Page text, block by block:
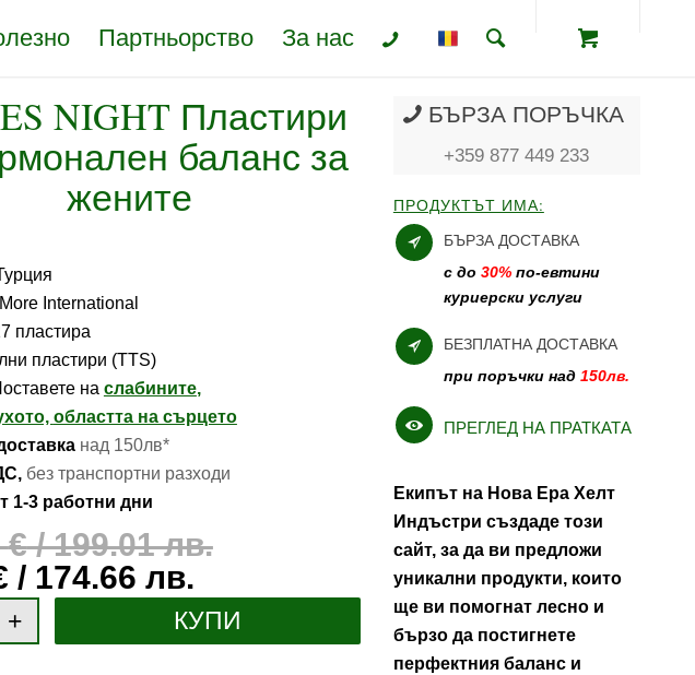
Партньорство За нас
NIGHT Пластири
баланс за
жените
International
пластира
пластири (TTS)
на слабините,
областта на сърцето
над 150лв*
без транспортни разходи
1-3 работни дни
€/ 199.01 лв.Original
was:
101.75 €
/
/ 174.66 лв.Текущата
цена
е:
89.30 €
КУПИ
БЪРЗА ПОРЪЧКА
+359 877 449 233
ПРОДУКТЪТ ИМА:
БЪРЗА ДОСТАВКА
с до 30%по-евтини
куриерски услуги
БЕЗПЛАТНА ДОСТАВКА
при поръчки над 150лв.
ПРЕГЛЕД НА ПРАТКАТА
Екипът на Нова Ера Хелт
Индъстри създаде този
сайт, за да ви предложи
уникални продукти, които
ще ви помогнат лесно и
бързо да постигнете
перфектния баланс и